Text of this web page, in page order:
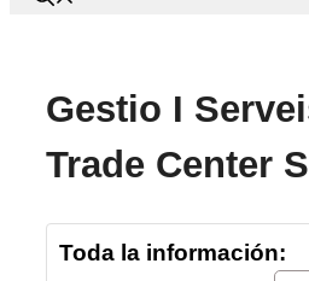
Gestio I
Trade Center
Toda la información: